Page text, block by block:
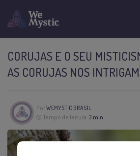
CORUJAS E O SEU
AS CORUJAS NOS
PorWEMYSTIC BRASIL
Tempo de leitura: 3 min